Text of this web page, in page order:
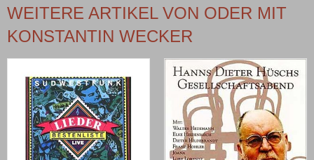
WEITERE ARTIKEL VON ODER MIT
KONSTANTIN WECKER